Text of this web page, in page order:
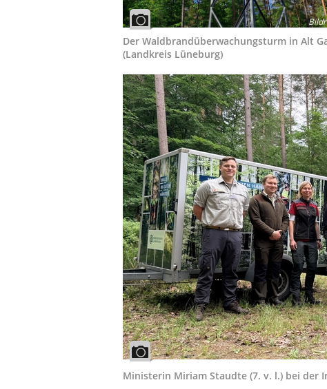
Der Waldbrandüberwachungsturm in Alt
(Landkreis Lüneburg)
Ministerin Miriam Staudte (7. v. l.) bei der